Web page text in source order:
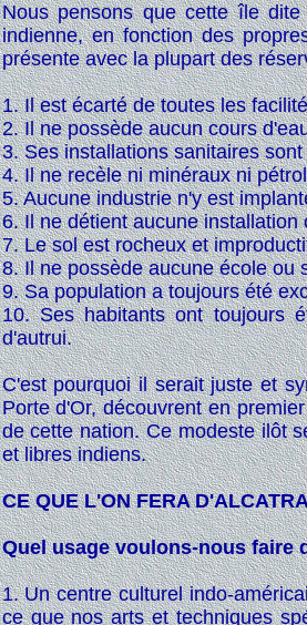
Nous pensons que cette île
indienne, en fonction des
présente avec la plupart des
1. Il est écarté de toutes les
2. Il ne possède aucun cours
3. Ses installations sanitaires
4. Il ne recèle ni minéraux ni
5. Aucune industrie n'y est
6. Il ne détient aucune installation
7. Le sol est rocheux et
8. Il ne possède aucune école ou
9. Sa population a toujours été
10. Ses habitants ont toujours
d'autrui.
C'est pourquoi il serait juste et
Porte d'Or, découvrent en
de cette nation. Ce modeste ilôt
et libres indiens.
CE QUE L'ON FERA
Quel usage voulons-nous faire
1. Un centre culturel indo-
ce que nos arts et techniques